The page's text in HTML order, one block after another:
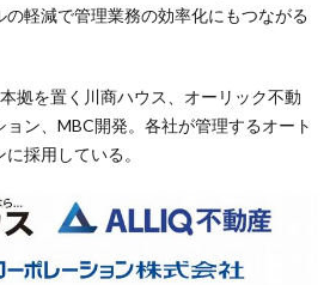
軽減で管理業務の効率化にもつながる
拠を置く川商ハウス、オーリック不動
ン、MBC開発。各社が管理するオート
採用している。